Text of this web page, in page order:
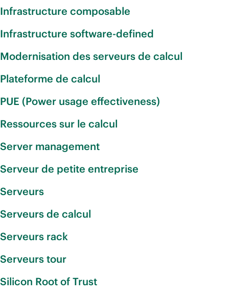
Infrastructure composable
Infrastructure software-defined
Modernisation des serveurs de calcul
Plateforme de calcul
PUE (Power usage effectiveness)
Ressources sur le calcul
Server management
Serveur de petite entreprise
Serveurs
Serveurs de calcul
Serveurs rack
Serveurs tour
Silicon Root of Trust